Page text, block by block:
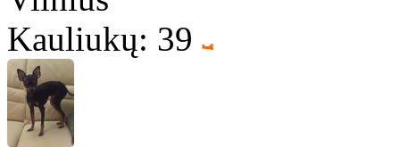
Kauliukų: 39